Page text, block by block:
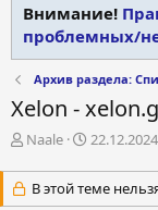
Внимание!
проблемных/
Архив раздела:
Xelon -
А
т
о
Naale
Д
т
а
22.12.2024
В этой теме